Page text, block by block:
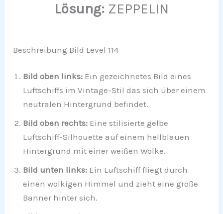
Lösung: ZEPPELIN
Beschreibung Bild Level 114
Bild oben links: Ein gezeichnetes Bild eines
Luftschiffs im Vintage-Stil das sich über einem
neutralen Hintergrund befindet.
Bild oben rechts: Eine stilisierte gelbe
Luftschiff-Silhouette auf einem hellblauen
Hintergrund mit einer weißen Wolke.
Bild unten links: Ein Luftschiff fliegt durch
einen wolkigen Himmel und zieht eine große
Banner hinter sich.